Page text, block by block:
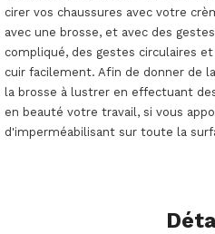
cirer vos chaussures avec votre
avec une brosse, et avec des
compliqué, des gestes circulaires
cuir facilement. Afin de donner de
la brosse à lustrer en effectuant
en beauté votre travail, si vous
d'imperméabilisant sur toute la